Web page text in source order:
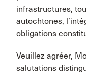
infrastructures,
autochtones,
obligations
Veuillez agréer,
salutations